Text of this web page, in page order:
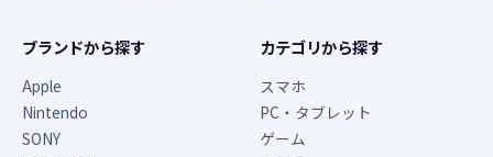
ブランドから探す
Apple
Nintendo
SONY
カテゴリから探す
スマホ
PC・タブレット
ゲーム